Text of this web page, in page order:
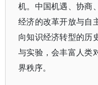
机。中国机遇、协商
经济的改革开放与自
向知识经济转型的历
与实验，会丰富人类
界秩序。